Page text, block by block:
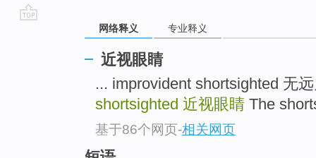
网络释义 专业释义
近视眼睛
... improvident shortsighted 无
shortsighted 近视眼睛 The
基于86个网页-相关网页